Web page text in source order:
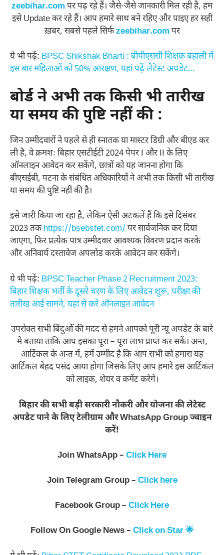
zeebihar.com पर पढ़ रहे हैं। जैसे-जैसे जानकारी मिल रही है, हम
इसे Update कर रहे हैं। आप हमारे साथ बने रहिए और पाइए हर सही
ख़बर, सबसे पहले सिर्फzeebihar.com पर
ये भी पढ़ें: BPSC Shikshak Bharti : बीपीएससी शिक्षक बहाली में
इस बार महिलाओं को 50% आरक्षण, यहां पढ़ें लेटेस्ट अपडेट…
बोर्ड ने अभी तक किसी भी तारीख
या समय की पुष्टि नहीं की :
जिन उम्मीदवारों ने पहले से ही स्नातक या मास्टर डिग्री और बीएड कर
ली है, वे क्रमशः बिहार एसटीईटी 2024 पेपर I और II के लिए
ऑनलाइन आवेदन कर सकेंगे, छात्रों को यह जानना होगा कि
बीएसईबी, पटना के संबंधित अधिकारियों ने अभी तक किसी भी तारीख
या समय की पुष्टि नहीं की है।
इसे जारी किया जा रहा है, लेकिन ऐसी अटकलें हैं कि इसे दिसंबर
2023 तकhttps://bsebstet.com/ पर सार्वजनिक कर दिया
जाएगा, फिर प्रत्येक पात्र उम्मीदवार आवश्यक विवरण प्रदान करके
और अनिवार्य दस्तावेज अपलोड करके आवेदन कर सकेंगे।
ये भी पढ़ें: BPSC Teacher Phase 2 Recruitment 2023:
बिहार शिक्षक भर्ती के दूसरे चरण के लिए आवेदन शुरू, परीक्षा की
तारीख आई सामने, यहां से करें ऑनलाइन आवेदन
उपरोक्त सभी बिंदुओँ की मदद से हमने आपको पूरी न्यू अपडेट के बारे
मे बताया ताकि आप इसका पूरा – पूरा लाभ प्राप्त कर सकें। अन्त,
आर्टिकल के अन्त में, हमें उम्मीद है कि आप सभी को हमारा यह
आर्टिकल बेहद पसंद आया होगा जिसके लिए आप हमारे इस आर्टिकल
को लाइक, शेयर व कमेंट करेगे।
बिहार की सभी बड़ी सरकारी नौकरी और योजना की लेटेस्ट
अपडेट पाने के लिए टेलीग्राम और WhatsApp Group ज्वाइन
करें!
Join WhatsApp – Click Here
Join Telegram Group – Click here
Facebook Group – Click Here
Follow On Google News – Click on Star 🌟